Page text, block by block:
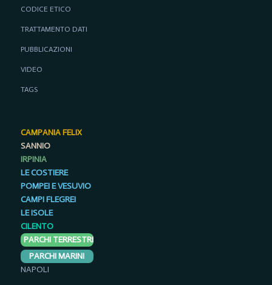
CODICE ETICO
TRATTAMENTO DATI
PUBBLICAZIONI
VIDEO
TAGS
CAMPANIA FELIX
SANNIO
IRPINIA
LE COSTIERE
POMPEI E VESUVIO
CAMPI FLEGREI
LE ISOLE
CILENTO
PARCHI TERRESTRI
PARCHI MARINI
NAPOLI